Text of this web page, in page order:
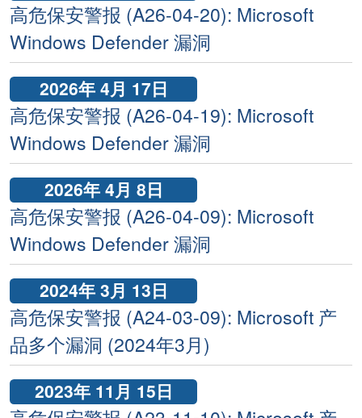
高危保安警报 (A26-04-20): Microsoft
Windows Defender 漏洞
2026年 4月 17日
高危保安警报 (A26-04-19): Microsoft
Windows Defender 漏洞
2026年 4月 8日
高危保安警报 (A26-04-09): Microsoft
Windows Defender 漏洞
2024年 3月 13日
高危保安警报 (A24-03-09): Microsoft 产
品多个漏洞 (2024年3月)
2023年 11月 15日